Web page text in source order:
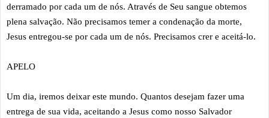
derramado por cada um de nós. Através de Seu sangue obtemos
plena salvação. Não precisamos temer a condenação da morte,
Jesus entregou-se por cada um de nós. Precisamos crer e aceitá-lo.
APELO
Um dia, iremos deixar este mundo. Quantos desejam fazer uma
entrega de sua vida, aceitando a Jesus como nosso Salvador